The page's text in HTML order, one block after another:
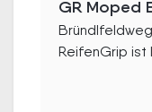
GR Moped
ReifenGrip ist